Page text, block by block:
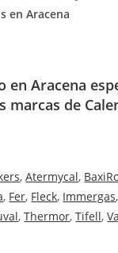
en Aracena
en Aracena
marcas de
,Atermycal,
, Fer, Fleck, Immergas,
,Thermor,Tifell,